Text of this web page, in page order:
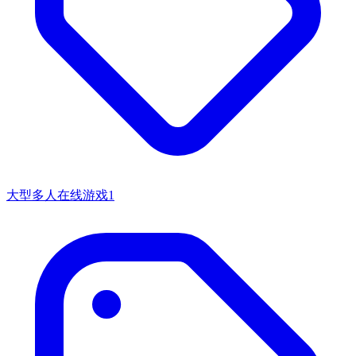
大型多人在线游戏1